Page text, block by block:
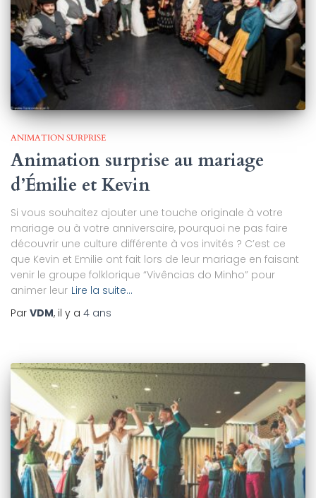
ANIMATION SURPRISE
Animation surprise au mariage
d’Émilie et Kevin
Si vous souhaitez ajouter une touche originale à votre
mariage ou à votre anniversaire, pourquoi ne pas faire
découvrir une culture différente à vos invités ? C’est ce
que Kevin et Emilie ont fait lors de leur mariage en faisant
venir le groupe folklorique “Vivências do Minho” pour
animer leur Lire la suite…
Par VDM, il y a 4 ans